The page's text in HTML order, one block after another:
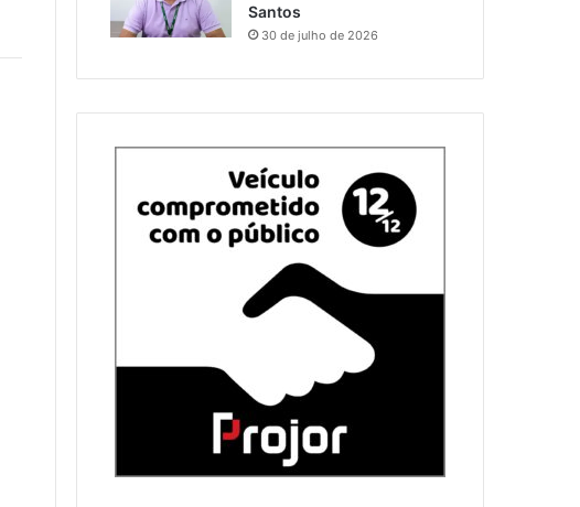
Santos
30 de julho de 2026